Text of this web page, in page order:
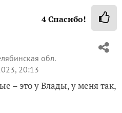
4Спасибо!
обл.
20:13
– это у Влады, у меня так,